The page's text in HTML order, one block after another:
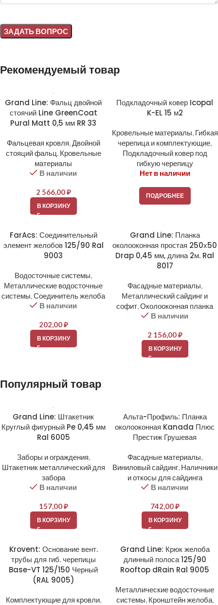
Рекомендуемый товар
Grand Line: Фальц двойной
стоячий Line GreenCoat
Pural Matt 0,5 мм RR 33
Фальцевая кровля,Двойной
стояций фальц, Кровельные
материалы
В наличии
2 566,00₽
В КОРЗИНУ
Подкладочный ковер Icopal
K-EL 15 м2
Кровельные материалы, Гибкая
черепица и комплектующие,
Подкладочный ковер под
гибкую черепицу
Нет в наличии
ПОДРОБНЕЕ
FarAcs: Соединительный
элемент желобов 125/90 Ral
9003
Водосточные системы,
Металлические водосточные
системы,Соединитель желоба
В наличии
202,00₽
В КОРЗИНУ
Grand Line: Планка
околооконная простая 250х50
Drap 0,45 мм, длина 2м. Ral
8017
Фасадные материалы,
Металлический сайдинг и
софит,Околооконная планка
В наличии
2 156,00₽
В КОРЗИНУ
Популярный товар
Grand Line: Штакетник
Круглый фигурный Pe 0,45 мм
Ral 6005
Заборы и ограждения,
Штакетник металлический для
забора
В наличии
157,00₽
В КОРЗИНУ
Альта-Профиль: Планка
околооконная Kanada Плюс
Престиж Грушевая
Фасадные материалы,
Виниловый сайдинг, Наличники
и откосы для сайдинга
В наличии
742,00₽
В КОРЗИНУ
Krovent: Основание вент.
трубы для гиб. черепицы
Base-VT 125/150 Черный
(RAL 9005)
Комплектующие для кровли,
Grand Line: Крюк желоба
длинный полоса 125/90
Rooftop dRain Ral 9005
Металлические водосточные
системы, Кронштейн желоба,